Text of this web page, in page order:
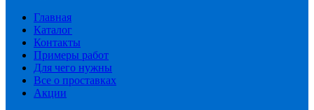
Главная
Каталог
Контакты
Примеры работ
Для чего нужны
Все о проставках
Акции